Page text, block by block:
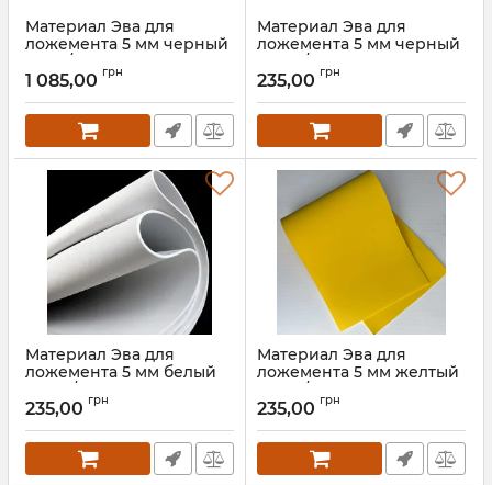
Материал Эва для
ложемента 5 мм черный
100кг/м3 (145*250 см)
Артикул: 90019
1 085,00 грн
Материал Эва для
ложемента 5 мм черный
100 кг/м3 (50*150 см)
Артикул: 90020
235,00 грн
Материал Эва для
ложемента 5 мм белый
100 кг/м3 (50*150 см)
Артикул: 90021
235,00 грн
Материал Эва для
ложемента 5 мм желтый
100 кг/м3 (50*150 см)
Артикул: 90022
235,00 грн